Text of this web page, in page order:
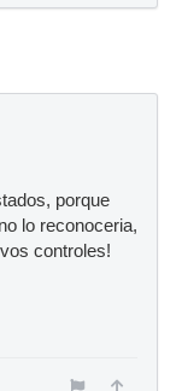
porque
lo reconoceria,
controles!